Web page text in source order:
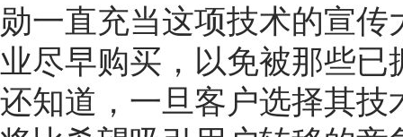
勋一直充当这项技术的宣
业尽早购买，以免被那些
还知道，一旦客户选择其